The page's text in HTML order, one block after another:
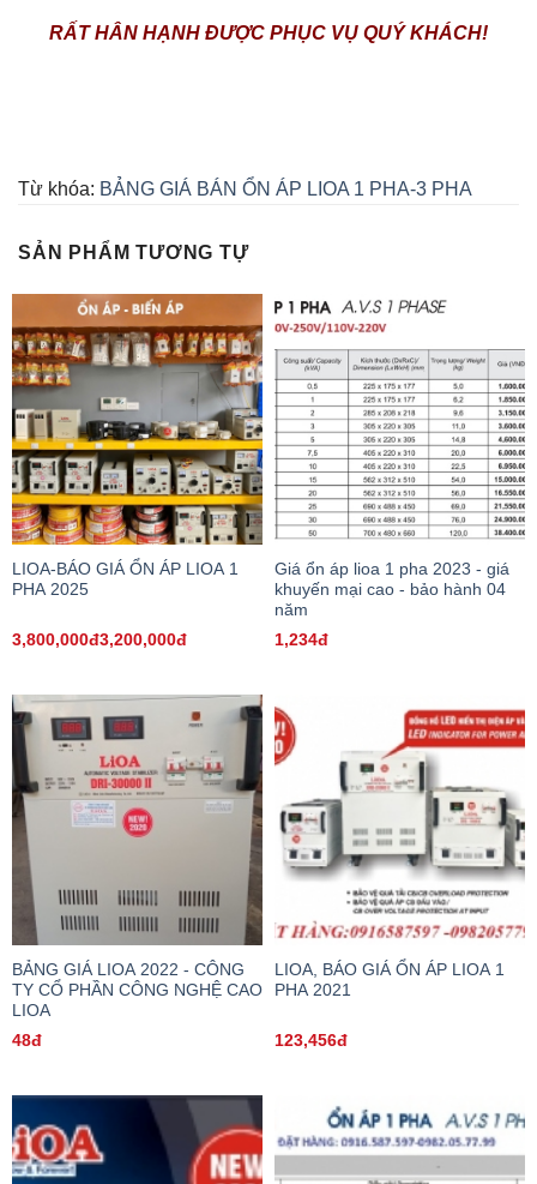
RẤT HÂN HẠNH ĐƯỢC PHỤC VỤ QUÝ KHÁCH!
Từ khóa: BẢNG GIÁ BÁN ỔN ÁP LIOA 1 PHA-3 PHA
SẢN PHẨM TƯƠNG TỰ
LIOA-BÁO GIÁ ỔN ÁP LIOA 1
PHA 2025
3,800,000đ3,200,000đ
Giá ổn áp lioa 1 pha 2023 - giá
khuyến mại cao - bảo hành 04
năm
1,234đ
BẢNG GIÁ LIOA 2022 - CÔNG
TY CỔ PHẦN CÔNG NGHỆ CAO
LIOA
48đ
LIOA, BÁO GIÁ ỔN ÁP LIOA 1
PHA 2021
123,456đ